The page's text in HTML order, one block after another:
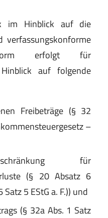
im Hinblick auf die
verfassungskonforme
erfolgt für
auf folgende
Freibeträge (§ 32
–
für
(§ 20 Absatz 6
Satz 5 EStG a. F.)) und
(§ 32a Abs. 1 Satz